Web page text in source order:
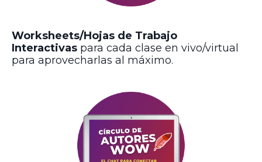
Worksheets/Hojas de Trabajo
Interactivas para cada clase en vivo/virtual
para aprovecharlas al máximo.